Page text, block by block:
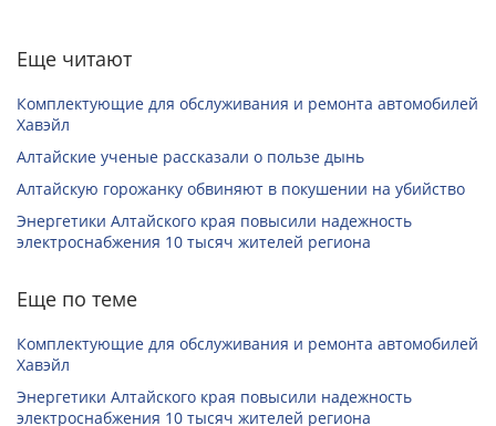
Еще читают
Комплектующие для обслуживания и ремонта автомобилей
Хавэйл
Алтайские ученые рассказали о пользе дынь
Алтайскую горожанку обвиняют в покушении на убийство
Энергетики Алтайского края повысили надежность
электроснабжения 10 тысяч жителей региона
Еще по теме
Комплектующие для обслуживания и ремонта автомобилей
Хавэйл
Энергетики Алтайского края повысили надежность
электроснабжения 10 тысяч жителей региона